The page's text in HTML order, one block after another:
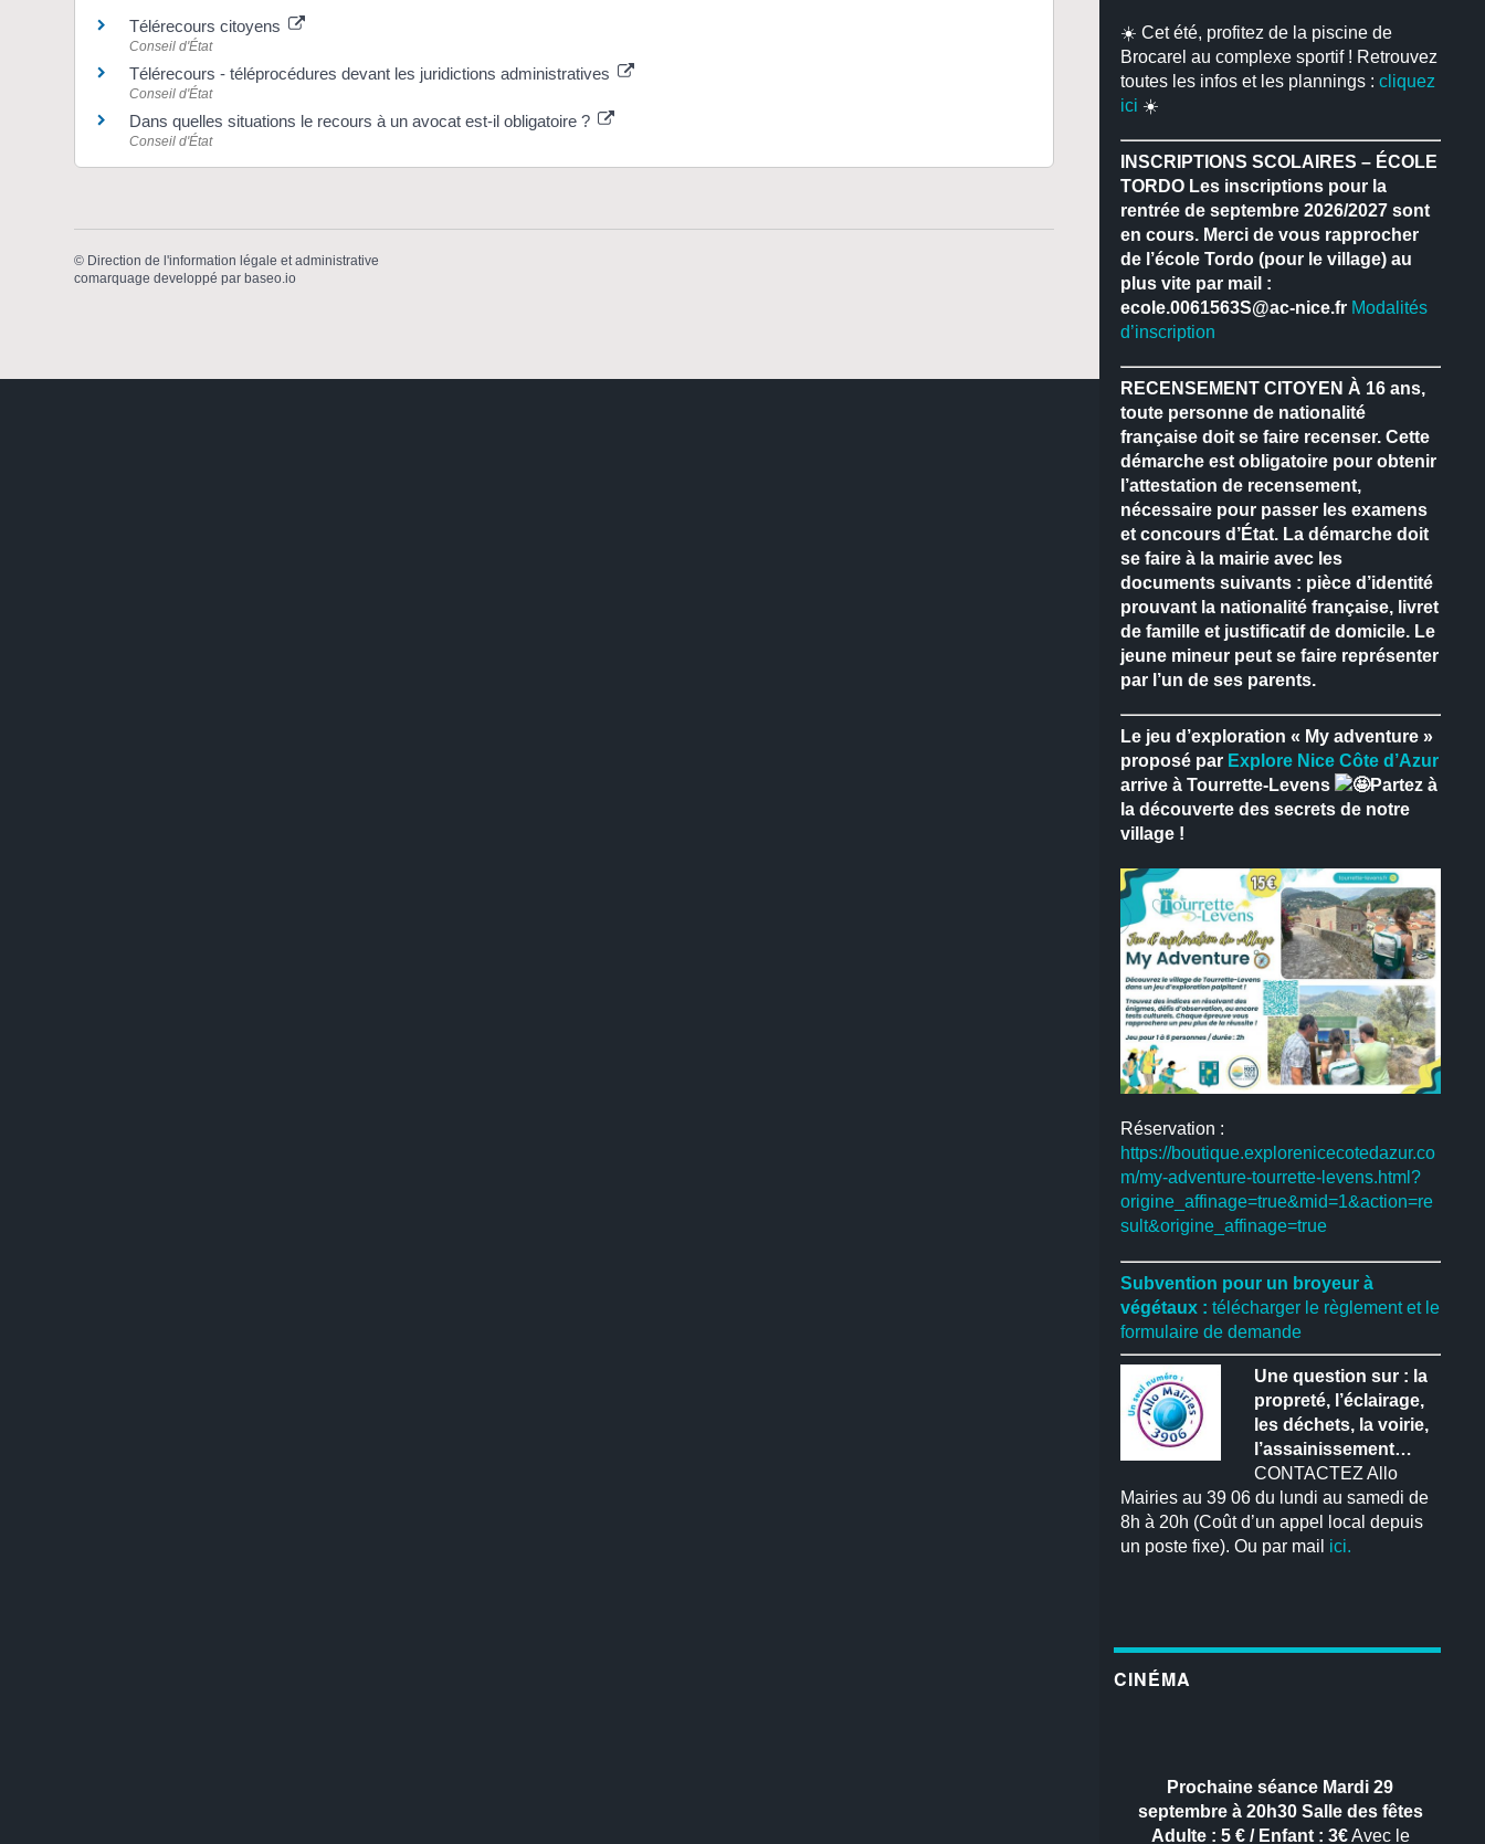
Télérecours citoyens
Conseil d'État
Télérecours - téléprocédures devant les juridictions administratives
Conseil d'État
Dans quelles situations le recours à un avocat est-il obligatoire ?
Conseil d'État
© Direction de l'information légale et administrative
comarquage developpé parbaseo.io
☀️ Cet été, profitez de la piscine de
Brocarel au complexe sportif ! Retrouvez
toutes les infos et les plannings : cliquez
ici ☀️
INSCRIPTIONS SCOLAIRES – ÉCOLE
TORDOLes inscriptions pour la
rentrée de septembre 2026/2027 sont
en cours. Merci de vous rapprocher
de l’école Tordo (pour le village) au
plus vite par mail :
ecole.0061563S@ac-nice.fr Modalités
d’inscription
RECENSEMENT CITOYEN À 16 ans,
toute personne de nationalité
française doit se faire recenser. Cette
démarche est obligatoire pour obtenir
l’attestation de recensement,
nécessaire pour passer les examens
et concours d’État.La démarche doit
se faire à la mairie avec les
documents suivants : pièce d’identité
prouvant la nationalité française, livret
de famille et justificatif de domicile.Le
jeune mineur peut se faire représenter
par l’un de ses parents.
Le jeu d’exploration « My adventure »
proposé par Explore Nice Côte d’Azur
arrive à Tourrette-Levens
Partez à
la découverte des secrets de notre
village !
Réservation :
https://boutique.explorenicecotedazur.co
m/my-adventure-tourrette-levens.html?
origine_affinage=true&mid=1&action=re
sult&origine_affinage=true
Subvention pour un broyeur à
végétaux : télécharger le règlement et le
formulaire de demande
Une question sur : la
propreté, l’éclairage,
les déchets, la voirie,
l’assainissement…
CONTACTEZ Allo
Mairies au 39 06 du lundi au samedi de
8h à 20h (Coût d’un appel local depuis
un poste fixe). Ou par mail ici.
CINÉMA
Prochaine séance Mardi 29
septembre à 20h30 Salle des fêtes
Adulte : 5 € / Enfant : 3€Avec le